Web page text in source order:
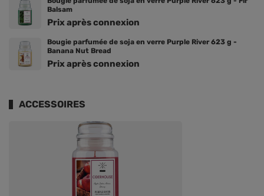
Balsam
Prix ​​après connexion
Bougie parfumée de soja en verre Purple River 623 g -
Banana Nut Bread
Prix ​​après connexion
ACCESSOIRES